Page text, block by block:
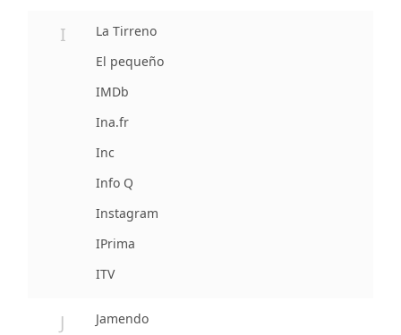
I
La Tirreno
El pequeño
IMDb
Ina.fr
Inc
Info Q
Instagram
IPrima
ITV
J
Jamendo